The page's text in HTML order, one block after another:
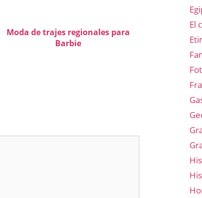
Moda de trajes regionales para
Barbie
El